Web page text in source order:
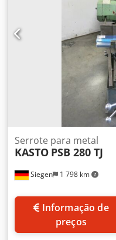
descida hidráulica
Ansxab Hcskof - ajuste
dispositivo de
Siegen 1 798 km
Serrote para metal
KASTO PSB 280 TJ
preços